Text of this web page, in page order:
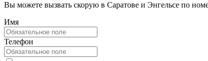
Вы можете вызвать скорую в Саратове и Энгельсе по
Имя
Телефон